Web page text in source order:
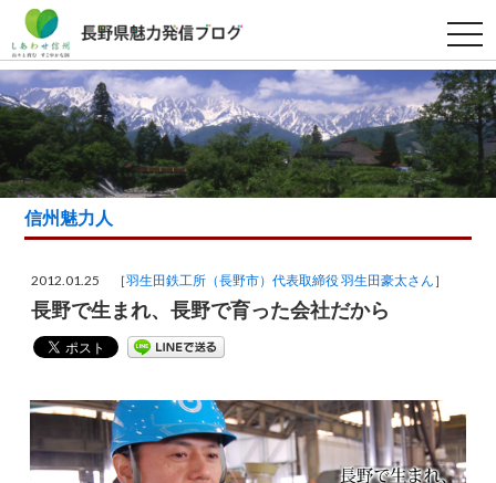
t
o
g
g
l
e
n
a
v
g
i
信州魅力人
2012.01.25 ［羽生田鉄工所（長野市）代表取締役 羽生田豪太さん ］
長野で生まれ、長野で育った会社だから